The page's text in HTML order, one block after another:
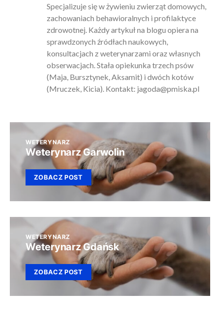
Specjalizuje się w żywieniu zwierząt domowych,
zachowaniach behawioralnych i profilaktyce
zdrowotnej. Każdy artykuł na blogu opiera na
sprawdzonych źródłach naukowych,
konsultacjach z weterynarzami oraz własnych
obserwacjach. Stała opiekunka trzech psów
(Maja, Bursztynek, Aksamit) i dwóch kotów
(Mruczek, Kicia). Kontakt: jagoda@pmiska.pl
WETERYNARZ
Weterynarz Garwolin
ZOBACZ POST
WETERYNARZ
Weterynarz Gdańsk
ZOBACZ POST